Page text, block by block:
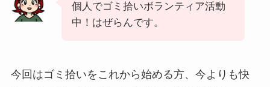
個人でゴミ拾いボランティア活動
中！はぜらんです。
今回はゴミ拾いをこれから始める方、今よりも快